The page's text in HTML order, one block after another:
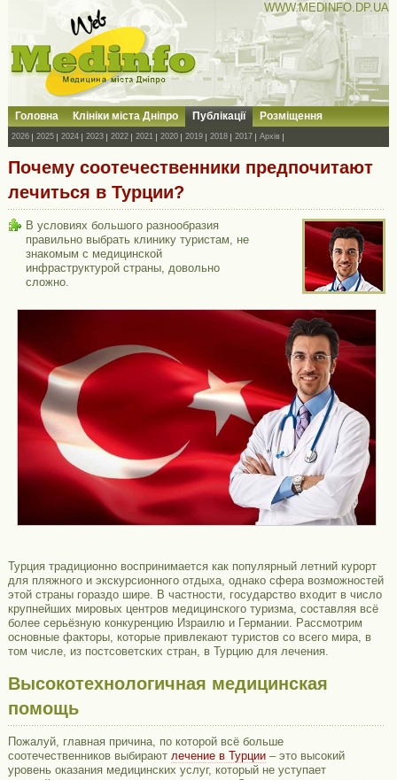
WWW.MEDINFO.DP.UA
Головна Клініки міста Дніпро Публікації Розміщення
2026 2025 2024 2023 2022 2021 2020 2019 2018 2017 Архів
Почему соотечественники предпочитают
лечиться в Турции?
В условиях большого разнообразия
правильно выбрать клинику туристам, не
знакомым с медицинской
инфраструктурой страны, довольно
сложно.
Турция традиционно воспринимается как популярный летний курорт
для пляжного и экскурсионного отдыха, однако сфера возможностей
этой страны гораздо шире. В частности, государство входит в число
крупнейших мировых центров медицинского туризма, составляя всё
более серьёзную конкуренцию Израилю и Германии. Рассмотрим
основные факторы, которые привлекают туристов со всего мира, в
том числе, из постсоветских стран, в Турцию для лечения.
Высокотехнологичная медицинская
помощь
Пожалуй, главная причина, по которой всё больше
соотечественников выбирают лечение в Турции– это высокий
уровень оказания медицинских услуг, который не уступает